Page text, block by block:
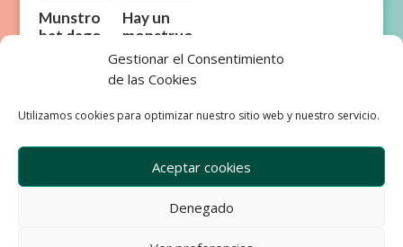
Gestionar el Consentimiento
de las Cookies
Utilizamos cookies para optimizar nuestro sitio web y nuestro servicio.
Aceptar cookies
Denegado
Munstro
bat dago
Hay un
monstruo
en mi
habitació
n
Aviso Legal
Condiciones de Venta